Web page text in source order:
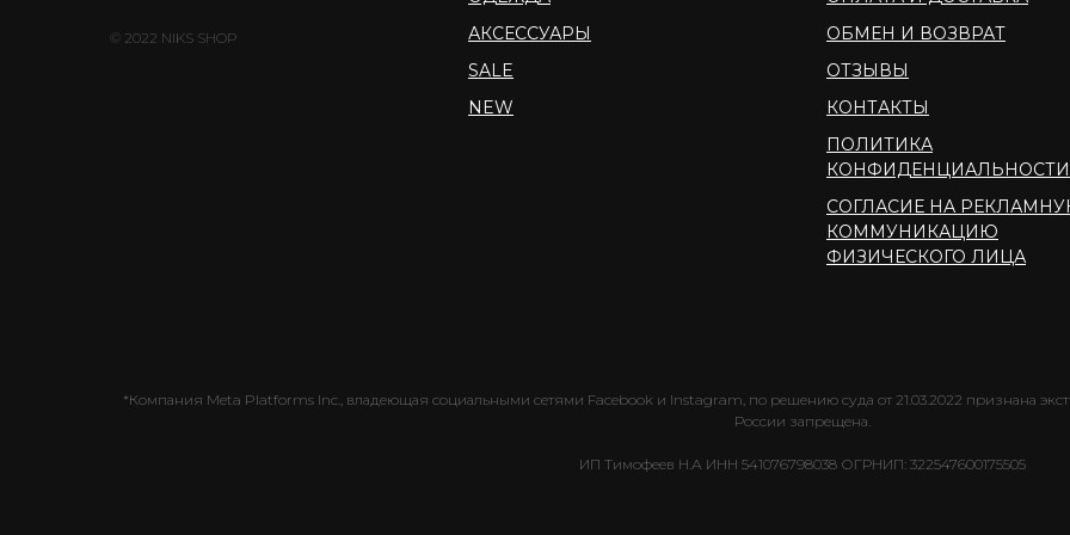
© 2022 NIKS SHOP
АКСЕССУАРЫ
SALE
NEW
ОБМЕН И ВОЗВРАТ
ОТЗЫВЫ
КОНТАКТЫ
ПОЛИТИКА
КОНФИДЕНЦИАЛЬНОСТИ
СОГЛАСИЕ НА
КОММУНИКАЦИЮ
ФИЗИЧЕСКОГО ЛИЦА
*Компания Meta Platforms Inc., владеющая социальными сетями Facebook и Instagram, по решению суда от 21.03.2022 признана
России запрещена.
ИП Тимофеев Н.А ИНН 541076798038 ОГРНИП: 322547600175505